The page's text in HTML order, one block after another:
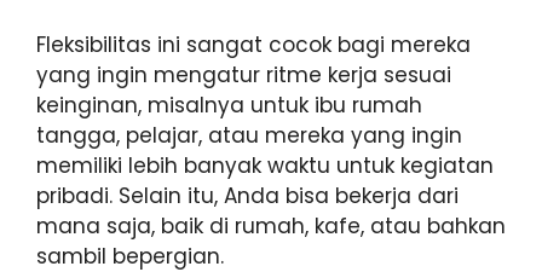
Fleksibilitas ini sangat cocok bagi mereka
yang ingin mengatur ritme kerja sesuai
keinginan, misalnya untuk ibu rumah
tangga, pelajar, atau mereka yang ingin
memiliki lebih banyak waktu untuk kegiatan
pribadi. Selain itu, Anda bisa bekerja dari
mana saja, baik di rumah, kafe, atau bahkan
sambil bepergian.